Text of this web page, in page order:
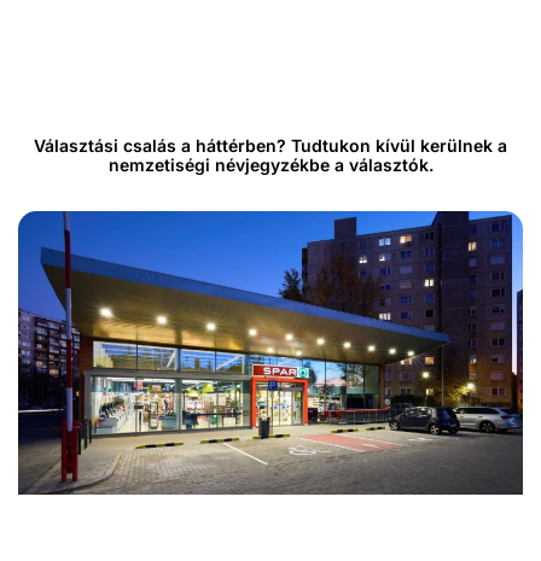
Választási csalás a háttérben? Tudtukon kívül kerülnek a
nemzetiségi névjegyzékbe a választók.